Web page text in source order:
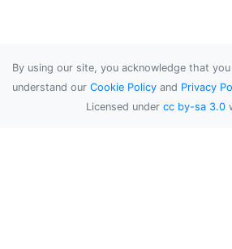
By using our site, you acknowledge that
understand our Cookie Policy and Privacy
Licensed under cc by-sa 3.0